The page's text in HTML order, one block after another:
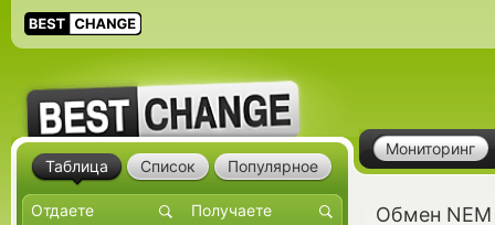
Мониторинг
Обмен NEM
Таблица Список Популярное